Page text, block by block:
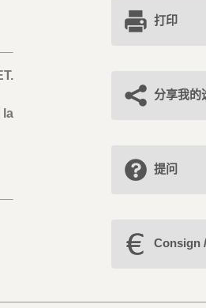
la
打印
分享我的
提问
Consign